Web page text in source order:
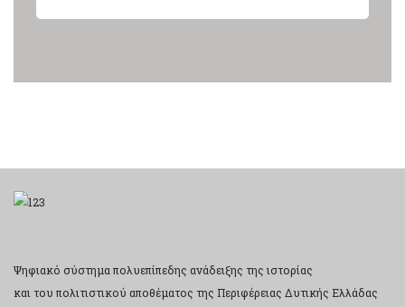
Ψηφιακό σύστημα πολυεπίπεδης ανάδειξης της ιστορίας
και του πολιτιστικού αποθέματος της Περιφέρειας Δυτικής Ελλάδας